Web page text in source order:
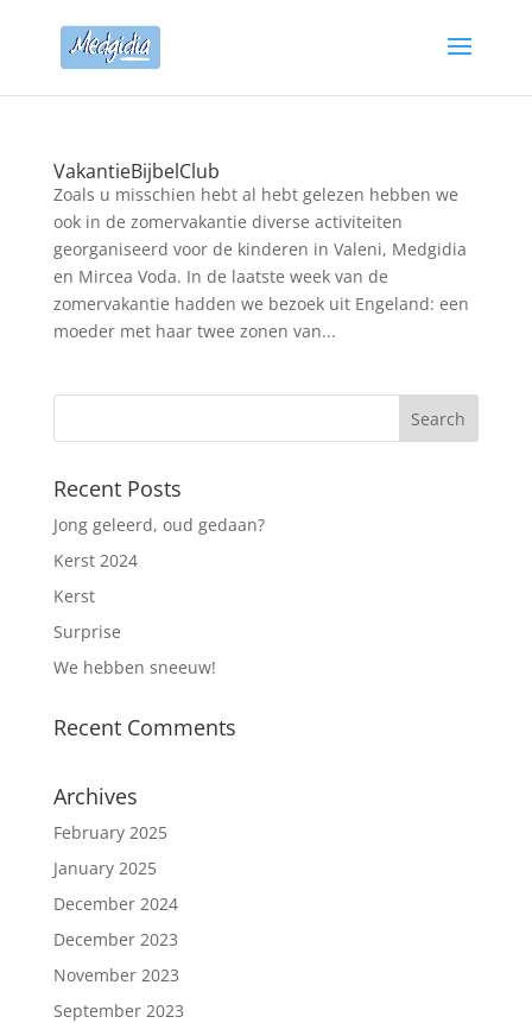
VakantieBijbelClub
Zoals u misschien hebt al hebt gelezen hebben we
ook in de zomervakantie diverse activiteiten
georganiseerd voor de kinderen in Valeni, Medgidia
en Mircea Voda. In de laatste week van de
zomervakantie hadden we bezoek uit Engeland: een
moeder met haar twee zonen van...
Recent Posts
Jong geleerd, oud gedaan?
Kerst 2024
Kerst
Surprise
We hebben sneeuw!
Recent Comments
Archives
February 2025
January 2025
December 2024
December 2023
November 2023
September 2023